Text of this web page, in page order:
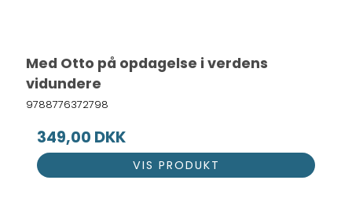
Med Otto på opdagelse i verdens
vidundere
9788776372798
349,00 DKK
VIS PRODUKT